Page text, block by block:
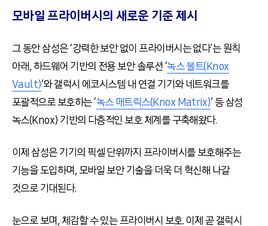
모바일 프라이버시의 새로운 기준 제시
그 동안 삼성은 ‘강력한 보안 없이 프라이버시는 없다’는 원칙
아래, 하드웨어 기반의 전용 보안 솔루션 ‘녹스 볼트(Knox
Vault)’와 갤럭시 에코시스템 내 연결 기기와 네트워크를
포괄적으로 보호하는 ‘녹스 매트릭스(Knox Matrix)’ 등 삼성
녹스(Knox) 기반의 다층적인 보호 체계를 구축해왔다.
이제 삼성은 기기의 픽셀 단위까지 프라이버시를 보호해주는
기능을 도입하며, 모바일 보안 기술을 더욱 더 혁신해 나갈
것으로 기대된다.
눈으로 보며, 체감할 수 있는 프라이버시 보호. 이제 곧 갤럭시